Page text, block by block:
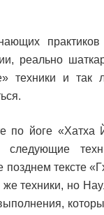
реально
техники и так
по йоге
следующие
позднем тексте
же техники, но